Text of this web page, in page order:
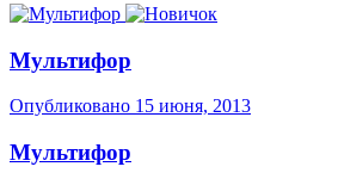
Мультифор
Опубликовано 15 июня, 2013
Мультифор